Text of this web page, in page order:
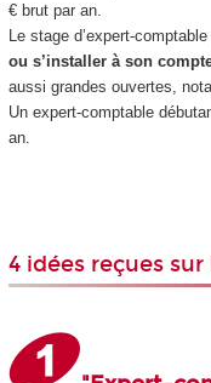
€ brut par an.
Le stage d’expert-
ou s’installer à son
aussi grandes ouvertes,
Un expert-comptable
an.
4 idées reçues